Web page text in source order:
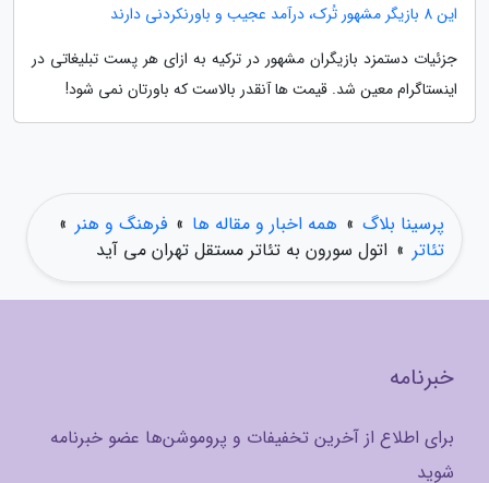
این 8 بازیگر مشهور تُرک، درآمد عجیب و باورنکردنی دارند
جزئیات دستمزد بازیگران مشهور در ترکیه به ازای هر پست تبلیغاتی در
اینستاگرام معین شد. قیمت ها آنقدر بالاست که باورتان نمی شود!
پرسینا بلاگ » همه اخبار و مقاله ها » فرهنگ و هنر »
تئاتر » اتول سورون به تئاتر مستقل تهران می آید
خبرنامه
برای اطلاع از آخرین تخفیفات و پروموشن‌ها عضو خبرنامه
شوید